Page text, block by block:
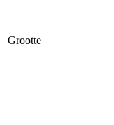
Grootte